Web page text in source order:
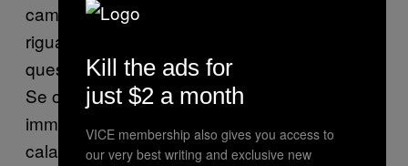
cambiamenti di temperature e piogge che
riguardano un’intera area geografica, di cui
questi, purtroppo, sono solo i primi segnali.
Se ormai ogni estate si ripropongono
immancabilmente stati di emergenza e
calamità per la mancanza di risorse idriche,
Kill the ads for
just $2 a month
VICE membership also gives you access to
our very best writing and exclusive new